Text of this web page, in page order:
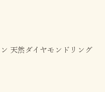
天然ダイヤモンドリング